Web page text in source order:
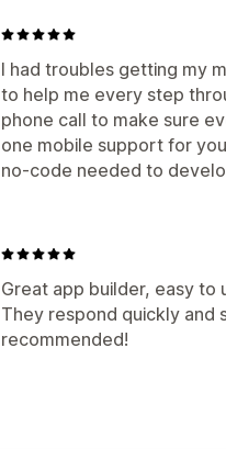
I had troubles getting my
to help me every step
phone call to make sure
one mobile support for
no-code needed to
Great app builder, easy to
They respond quickly and
recommended!